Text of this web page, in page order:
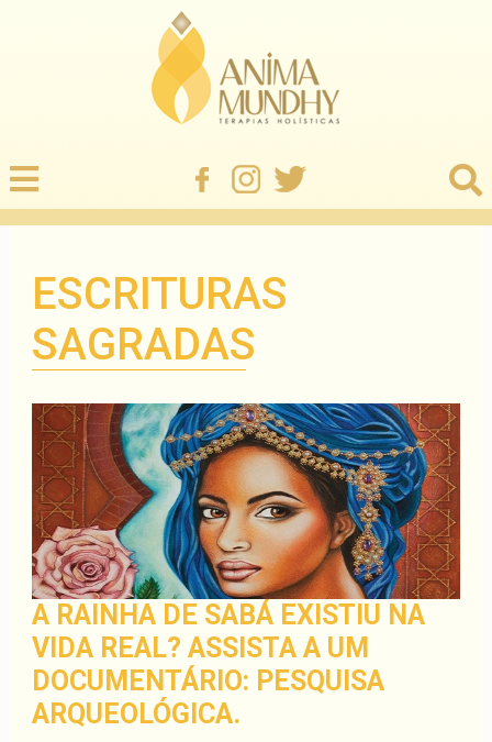
ESCRITURAS
SAGRADAS
A RAINHA DE SABÁ EXISTIU NA
VIDA REAL? ASSISTA A UM
DOCUMENTÁRIO: PESQUISA
ARQUEOLÓGICA.